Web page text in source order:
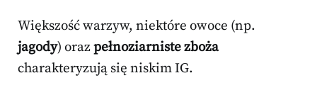
Większość warzyw, niektóre owoce (np.
jagody) orazpełnoziarniste zboża
charakteryzują się niskim IG.